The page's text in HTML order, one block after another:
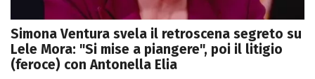
Simona Ventura svela il retroscena segreto su
Lele Mora: "Si mise a piangere", poi il litigio
(feroce) con Antonella Elia